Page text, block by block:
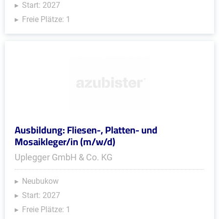
Start: 2027
Freie Plätze: 1
Ausbildung: Fliesen-, Platten- und
Mosaikleger/in (m/w/d)
Uplegger GmbH & Co. KG
Neubukow
Start: 2027
Freie Plätze: 1